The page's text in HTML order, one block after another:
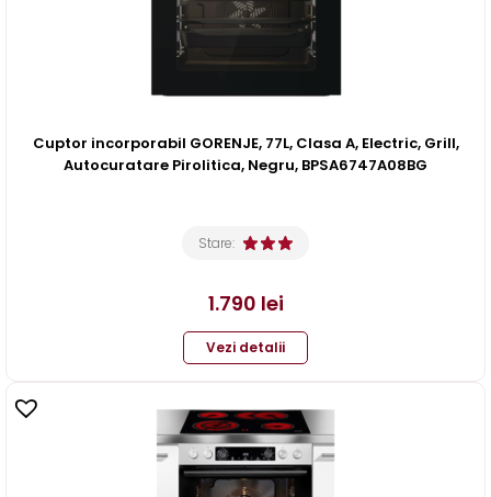
Cuptor incorporabil GORENJE, 77L, Clasa A, Electric, Grill,
Autocuratare Pirolitica, Negru, BPSA6747A08BG
Stare:
1.790 lei
Vezi detalii